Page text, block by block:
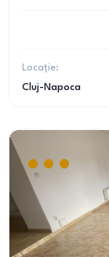
Locație:
Cluj-Napoca